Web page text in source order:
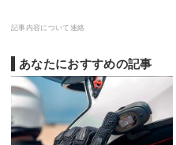
記事内容について連絡
あなたにおすすめの記事